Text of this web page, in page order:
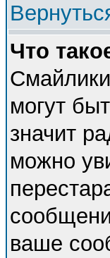
Что
могут
значит
можно
ваше